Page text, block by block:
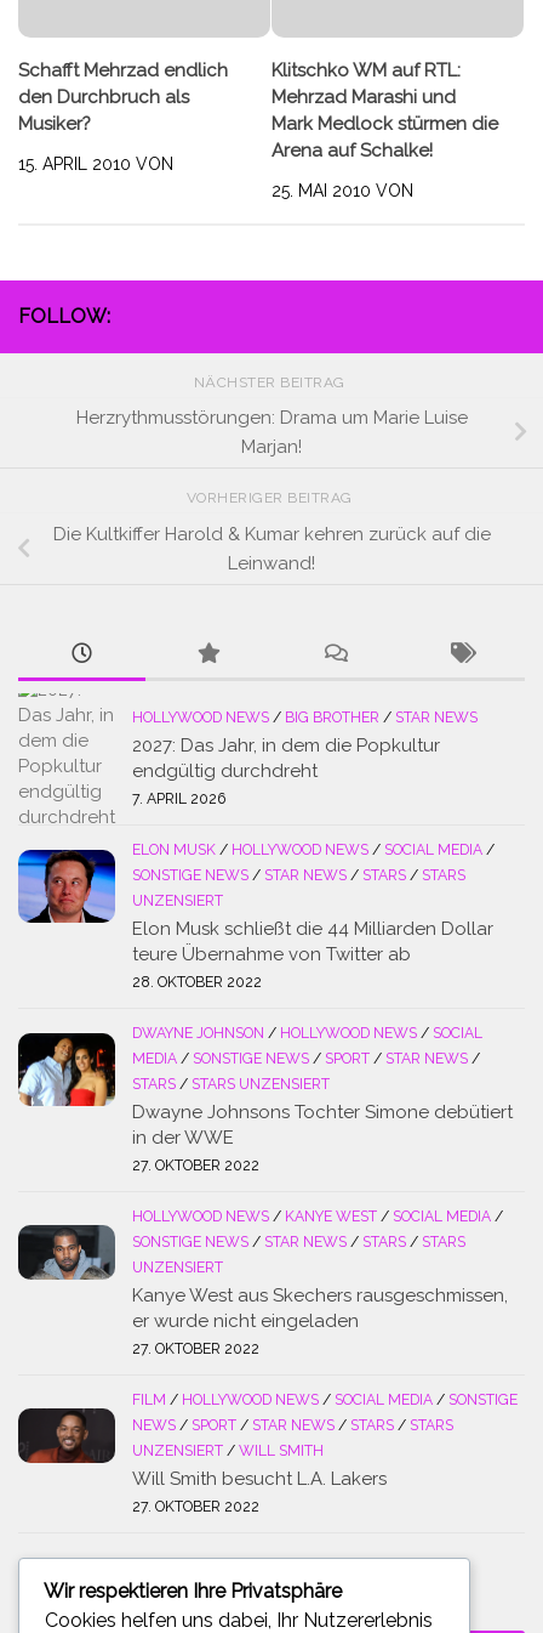
Schafft Mehrzad endlich
den Durchbruch als
Musiker?
15. APRIL 2010 VON
Klitschko WM auf RTL:
Mehrzad Marashi und
Mark Medlock stürmen die
Arena auf Schalke!
25. MAI 2010 VON
FOLLOW:
NÄCHSTER BEITRAG
Herzrythmusstörungen: Drama um Marie Luise
Marjan!
VORHERIGER BEITRAG
Die Kultkiffer Harold & Kumar kehren zurück auf die
Leinwand!
HOLLYWOOD NEWS / BIG BROTHER / STAR NEWS
2027: Das Jahr, in dem die Popkultur
endgültig durchdreht
7. APRIL 2026
ELON MUSK / HOLLYWOOD NEWS / SOCIAL MEDIA /
SONSTIGE NEWS / STAR NEWS / STARS / STARS
UNZENSIERT
Elon Musk schließt die 44 Milliarden Dollar
teure Übernahme von Twitter ab
28. OKTOBER 2022
DWAYNE JOHNSON / HOLLYWOOD NEWS / SOCIAL
MEDIA / SONSTIGE NEWS / SPORT / STAR NEWS /
STARS / STARS UNZENSIERT
Dwayne Johnsons Tochter Simone debütiert
in der WWE
27. OKTOBER 2022
HOLLYWOOD NEWS / KANYE WEST / SOCIAL MEDIA /
SONSTIGE NEWS / STAR NEWS / STARS / STARS
UNZENSIERT
Kanye West aus Skechers rausgeschmissen,
er wurde nicht eingeladen
27. OKTOBER 2022
FILM / HOLLYWOOD NEWS / SOCIAL MEDIA / SONSTIGE
NEWS / SPORT / STAR NEWS / STARS / STARS
UNZENSIERT / WILL SMITH
Will Smith besucht L.A. Lakers
27. OKTOBER 2022
SUCHE
Wir respektieren Ihre Privatsphäre
Cookies helfen uns dabei, Ihr Nutzererlebnis